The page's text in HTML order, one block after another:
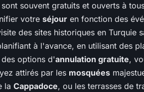
souvent gratuits et ouverts à
votre séjour en fonction des
des sites historiques en Turquie
à l'avance, en utilisant des
options d'annulation gratuite,
attirés par les mosquées
la Cappadoce, ou les terrasses de